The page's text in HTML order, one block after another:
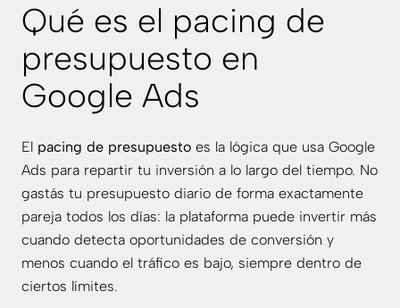
Qué es el pacing de
presupuesto en
Google Ads
El pacing de presupuesto es la lógica que usa Google
Ads para repartir tu inversión a lo largo del tiempo. No
gastás tu presupuesto diario de forma exactamente
pareja todos los días: la plataforma puede invertir más
cuando detecta oportunidades de conversión y
menos cuando el tráfico es bajo, siempre dentro de
ciertos límites.